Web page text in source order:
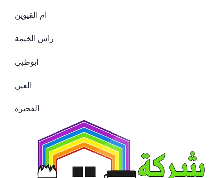
ام القيوين
راس الخيمة
ابوظبي
العين
الفجيرة